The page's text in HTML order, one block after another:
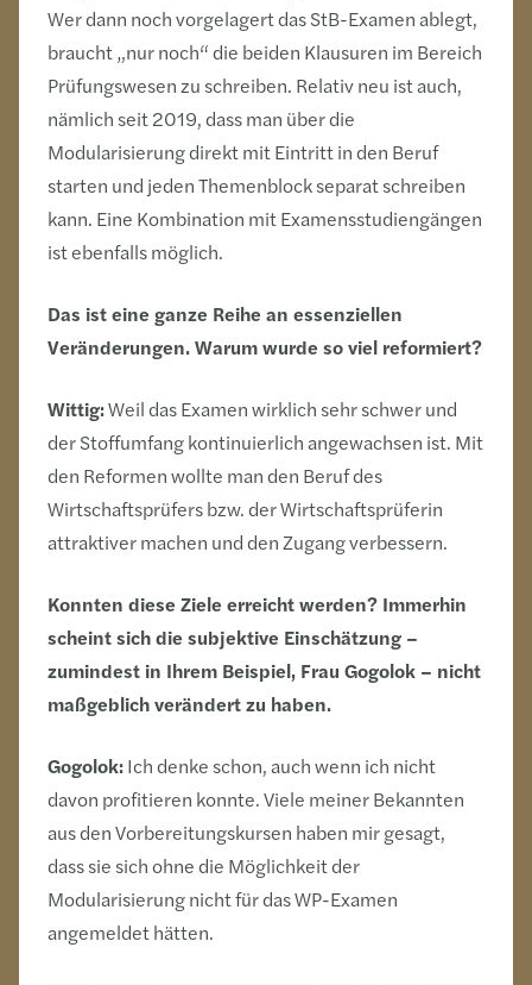
Wer dann noch vorgelagert das StB-Examen ablegt,
braucht „nur noch“ die beiden Klausuren im Bereich
Prüfungswesen zu schreiben. Relativ neu ist auch,
nämlich seit 2019, dass man über die
Modularisierung direkt mit Eintritt in den Beruf
starten und jeden Themenblock separat schreiben
kann. Eine Kombination mit Examensstudiengängen
ist ebenfalls möglich.
Das ist eine ganze Reihe an essenziellen
Veränderungen. Warum wurde so viel reformiert?
Wittig:Weil das Examen wirklich sehr schwer und
der Stoffumfang kontinuierlich angewachsen ist. Mit
den Reformen wollte man den Beruf des
Wirtschaftsprüfers bzw. der Wirtschaftsprüferin
attraktiver machen und den Zugang verbessern.
Konnten diese Ziele erreicht werden? Immerhin
scheint sich die subjektive Einschätzung –
zumindest in Ihrem Beispiel, Frau Gogolok – nicht
maßgeblich verändert zu haben.
Gogolok:Ich denke schon, auch wenn ich nicht
davon profitieren konnte. Viele meiner Bekannten
aus den Vorbereitungskursen haben mir gesagt,
dass sie sich ohne die Möglichkeit der
Modularisierung nicht für das WP-Examen
angemeldet hätten.